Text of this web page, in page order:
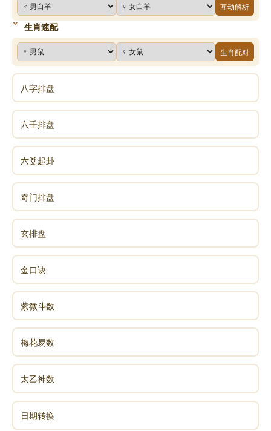
互动解析
生肖速配
生肖配对
八字排盘
六壬排盘
六爻起卦
奇门排盘
玄排盘
金口诀
紫微斗数
梅花易数
太乙神数
日期转换